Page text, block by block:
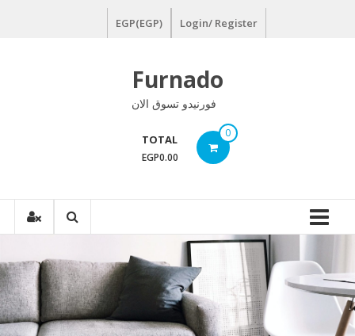
Login/ Register
EGP(EGP)
Furnado
فورنيدو تسوق الان
0
TOTAL
EGP0.00